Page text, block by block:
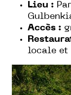
Lieu :
Accès :
locale et